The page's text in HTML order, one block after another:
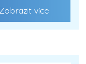
Zobrazit více